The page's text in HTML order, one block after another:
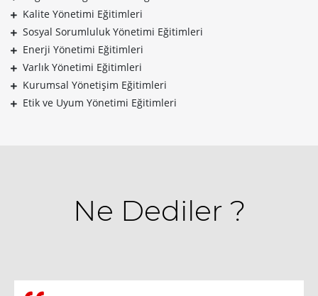
Kalite Yönetimi Eğitimleri
Sosyal Sorumluluk Yönetimi Eğitimleri
Enerji Yönetimi Eğitimleri
Varlık Yönetimi Eğitimleri
Kurumsal Yönetişim Eğitimleri
Etik ve Uyum Yönetimi Eğitimleri
Ne Dediler ?